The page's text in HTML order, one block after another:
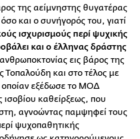
της αείμνηστης θυγατέρας
και ο συνήγορός του, γιατί
ισχυρισμούς περί ψυχικής
και ο έλληνας δράστης
ανθρωποκτονίας εις βάρος της
Τοπαλούδη και στο τέλος με
εξέδωσε το ΜΟΔ
καθείρξεως, που
αγνοώντας παμψηφεί τους
ψυχοπαθητικής